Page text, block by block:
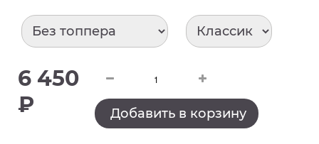
6 450
₽
Добавить в корзину